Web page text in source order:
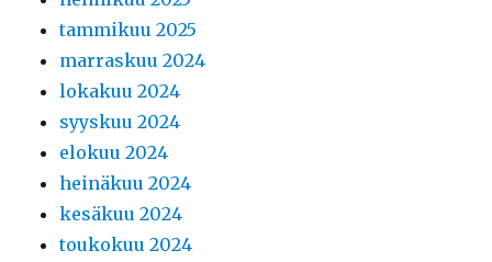
tammikuu 2025
marraskuu 2024
lokakuu 2024
syyskuu 2024
elokuu 2024
heinäkuu 2024
kesäkuu 2024
toukokuu 2024